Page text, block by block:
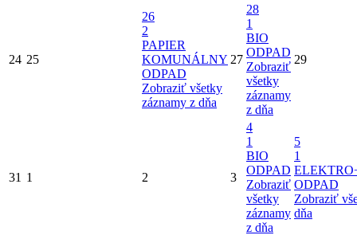
24 25
26
2
PAPIER
KOMUNÁLNY
ODPAD
Zobraziť všetky
záznamy z dňa
27
28
1
BIO
ODPAD
Zobraziť
všetky
záznamy
z dňa
29
31 1 2 3
4
1
BIO
ODPAD
Zobraziť
všetky
záznamy
z dňa
5
1
ODPAD
Zobraziť
dňa